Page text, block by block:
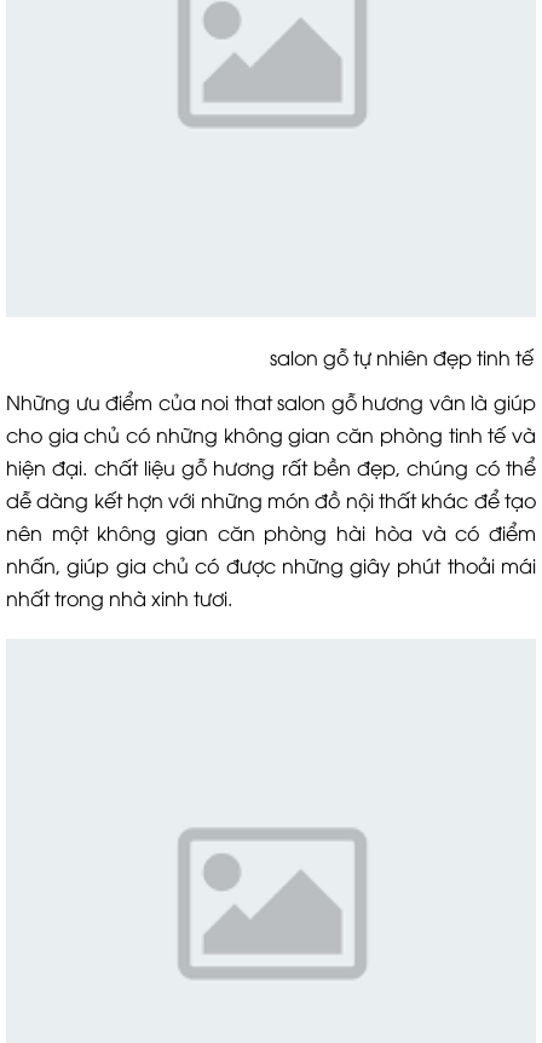
salon gỗ tự nhiên đẹp tinh tế
Những ưu điểm của noi that salon gỗ hương vân là giúp
cho gia chủ có những không gian căn phòng tinh tế và
hiện đại. chất liệu gỗ hương rất bền đẹp, chúng có thể
dễ dàng kết hợn với những món đồ nội thất khác để tạo
nên một không gian căn phòng hài hòa và có điểm
nhấn, giúp gia chủ có được những giây phút thoải mái
nhất trong nhà xinh tươi.